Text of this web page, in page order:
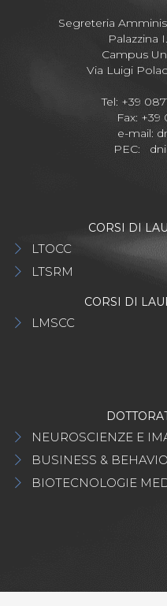
Segreteria
Palazzina
Campus
Via Luigi
Tel: +39
Fax: +39
e-mail:
PEC:
CORSI DI
LTOCC
LTSRM
CORSI DI
LMSCC
NEUROSCIENZE E
BUSINESS &
BIOTECNOLOGIE